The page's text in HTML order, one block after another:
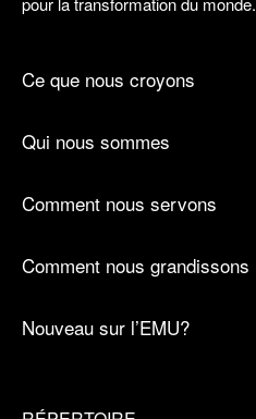
Ce que nous croyons
Qui nous sommes
Comment nous servons
Comment nous grandissons
Nouveau sur l’EMU?